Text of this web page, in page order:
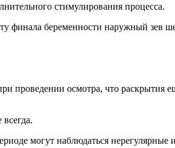
стимулирования процесса.
финала беременности наружный зев
осмотра, что раскрытия
могут наблюдаться нерегулярные